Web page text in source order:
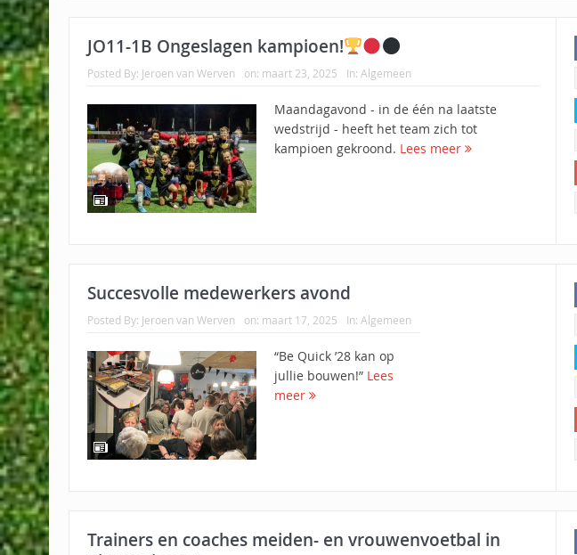
JO11-1B Ongeslagen kampioen!
Posted By: Jeroen van Werven on: maart 23, 2025 In: Algemeen
Maandagavond - in de één na laatste
wedstrijd - heeft het team zich tot
kampioen gekroond. Lees meer
Succesvolle medewerkers avond
Posted By: Jeroen van Werven on: maart 17, 2025 In: Algemeen
“Be Quick ’28 kan op
jullie bouwen!” Lees
meer
Trainers en coaches meiden- en vrouwenvoetbal in